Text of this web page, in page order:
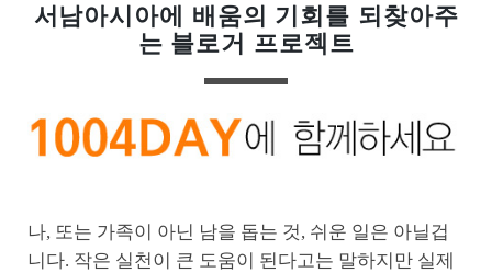
서남아시아에 배움의 기회를 되찾아주
는 블로거 프로젝트
나, 또는 가족이 아닌 남을 돕는 것, 쉬운 일은 아닐겁
니다. 작은 실천이 큰 도움이 된다고는 말하지만 실제